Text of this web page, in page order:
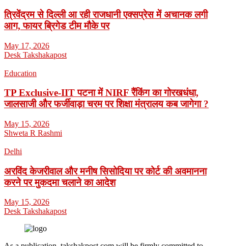
त्रिवेंद्रम से दिल्ली आ रही राजधानी एक्सप्रेस में अचानक लगी
आग, फायर ब्रिगेड टीम मौके पर
May 17, 2026
Desk Takshakapost
Education
TP Exclusive-IIT पटना में NIRF रैंकिंग का गोरखधंधा,
जालसाजी और फर्जीवाड़ा चरम पर शिक्षा मंत्रालय कब जागेगा ?
May 15, 2026
Shweta R Rashmi
Delhi
अरविंद केजरीवाल और मनीष सिसोदिया पर कोर्ट की अवमानना
करने पर मुकदमा चलाने का आदेश
May 15, 2026
Desk Takshakapost